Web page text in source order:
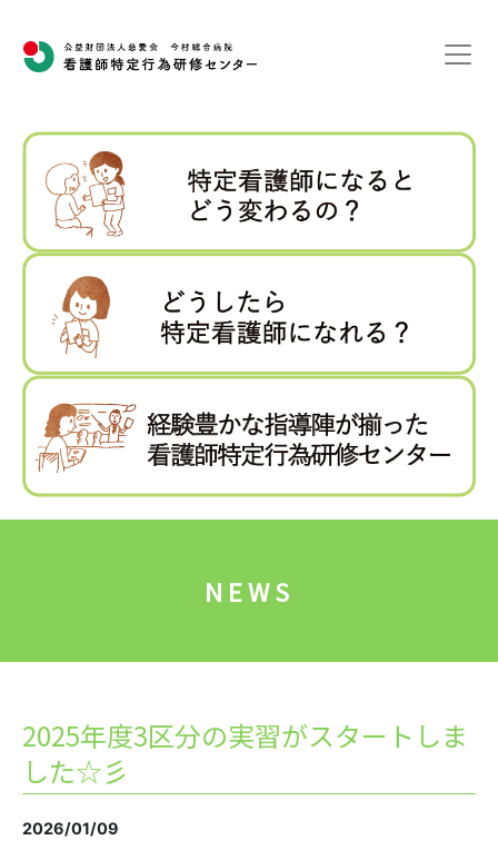
NEWS
2025年度3区分の実習がスタートしま
した☆彡
2026/01/09